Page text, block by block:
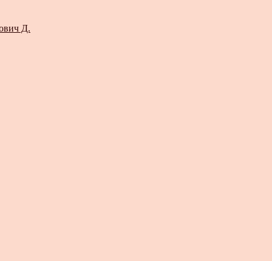
Д.